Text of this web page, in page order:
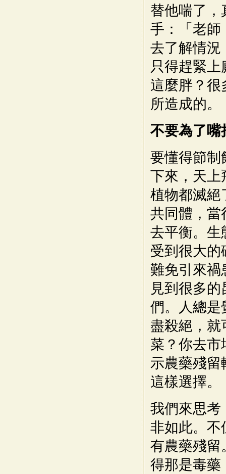
替他喘了，
手：「老師
去了解情況
只得趕緊
這麼胖？很
所造成的。
不要為了嘴
要懂得節制
下來，天上
植物都滅絕
共同體，當
去平衡。生
受到很大的
難免引來禍
見到很多
們。人總是
盡殺絕，就
菜？你去市
示農藥殘留
這樣選擇。
我們來思考
非如此。不
有農藥殘留
得那是毒藥